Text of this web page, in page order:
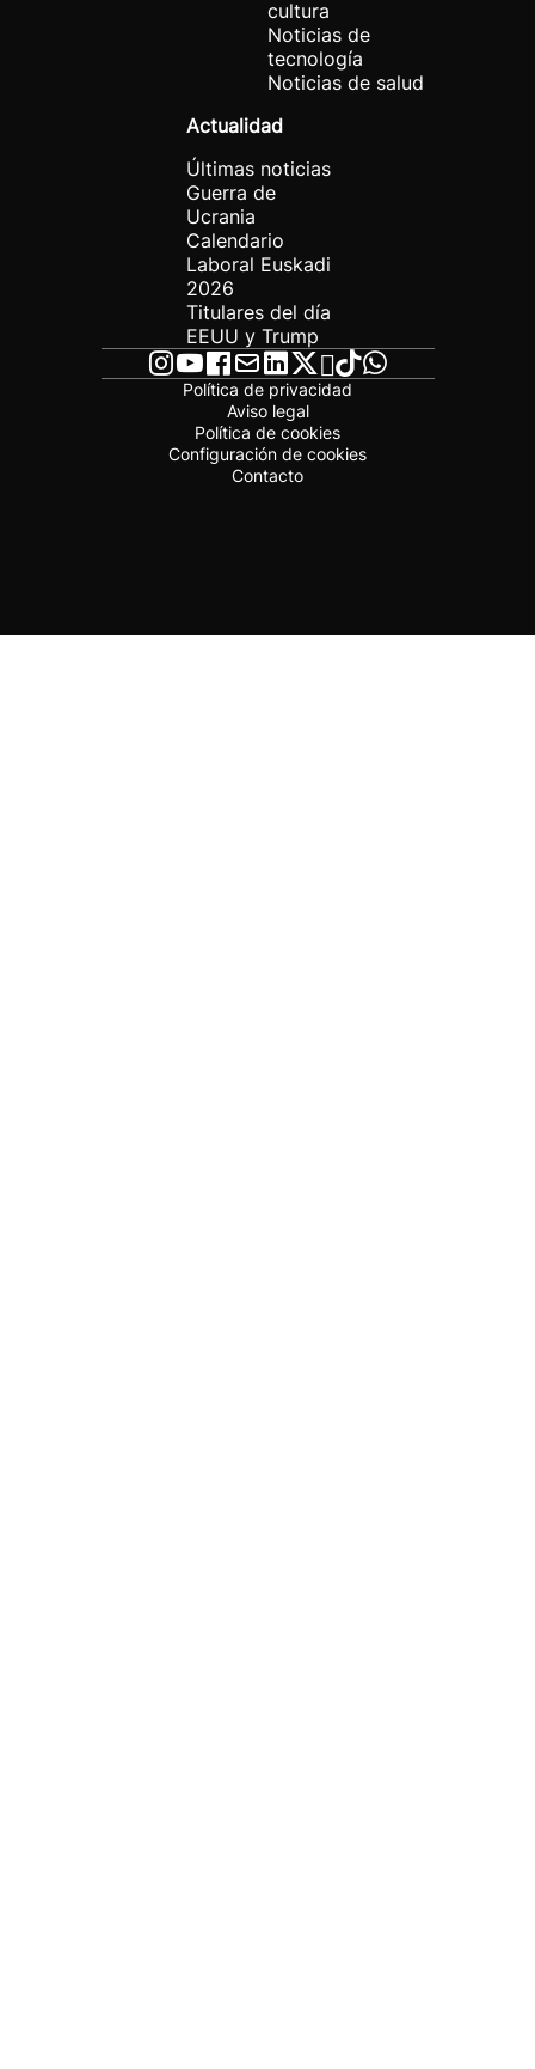
cultura
Noticias de
tecnología
Noticias de salud
Actualidad
Últimas noticias
Guerra de
Ucrania
Calendario
Laboral Euskadi
2026
Titulares del día
EEUU y Trump
Política de privacidad
Aviso legal
Política de cookies
Configuración de cookies
Contacto